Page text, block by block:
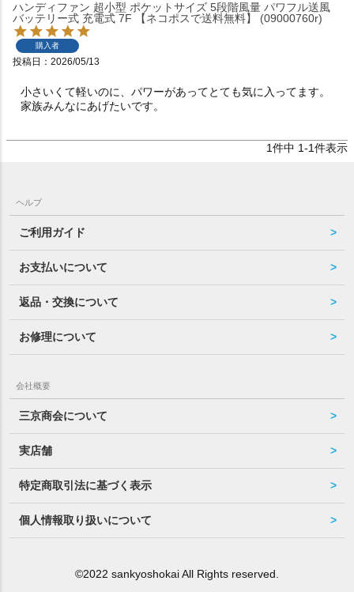
ハンディファン 超小型 ポケットサイズ 5段階風量 パワフル送風
バッテリー式 充電式 7F 【ネコポスで送料無料】 (09000760r)
購入者
投稿日 2026/05/13
小さいくて軽いのに、パワーがあってとても気に入ってます。
家族みんなにあげたいです。
1件中 1-1件表示
ヘルプ
ご利用ガイド
お支払いについて
返品・交換について
お修理について
会社概要
三京商会について
実店舗
特定商取引法に基づく表示
個人情報取り扱いについて
©2022 sankyoshokai All Rights reserved.